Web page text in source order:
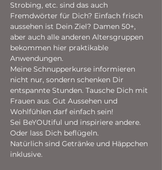
Strobing, etc. sind das auch
Fremdwörter für Dich? Einfach frisch
aussehen ist Dein Ziel? Damen 50+,
aber auch alle anderen Altersgruppen
bekommen hier praktikable
Anwendungen.
Meine Schnupperkurse informieren
nicht nur, sondern schenken Dir
entspannte Stunden. Tausche Dich mit
Frauen aus. Gut Aussehen und
Wohlfühlen darf einfach sein!
Sei BeYOUtiful und inspiriere andere.
Oder lass Dich beflügeln.
Natürlich sind Getränke und Häppchen
inklusive.